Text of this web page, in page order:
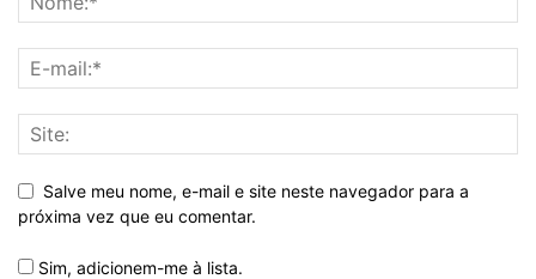
Salve meu nome, e-mail e site neste navegador para a
próxima vez que eu comentar.
Sim, adicionem-me à lista.